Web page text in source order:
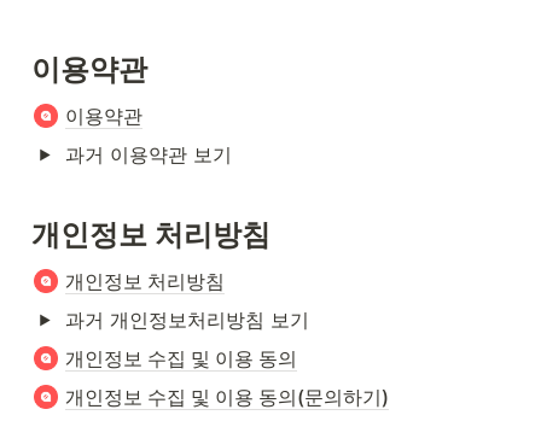
이용약관
이용약관
과거 이용약관 보기
개인정보 처리방침
개인정보 처리방침
과거 개인정보처리방침 보기
개인정보 수집 및 이용 동의
개인정보 수집 및 이용 동의(문의하기)